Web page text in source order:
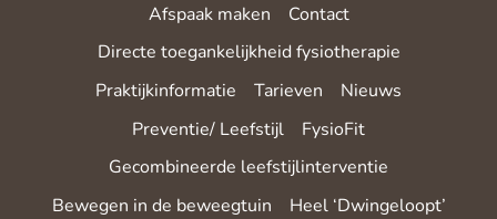
Afspaak maken
Contact
Directe toegankelijkheid fysiotherapie
Praktijkinformatie
Tarieven
Nieuws
Preventie/ Leefstijl
FysioFit
Gecombineerde leefstijlinterventie
Bewegen in de beweegtuin
Heel ‘Dwingeloopt’